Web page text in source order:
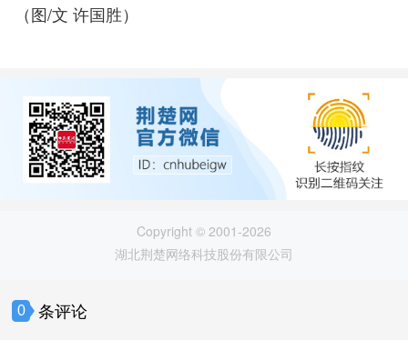
（图/文 许国胜）
Copyright © 2001-2026
湖北荆楚网络科技股份有限公司
0 条评论